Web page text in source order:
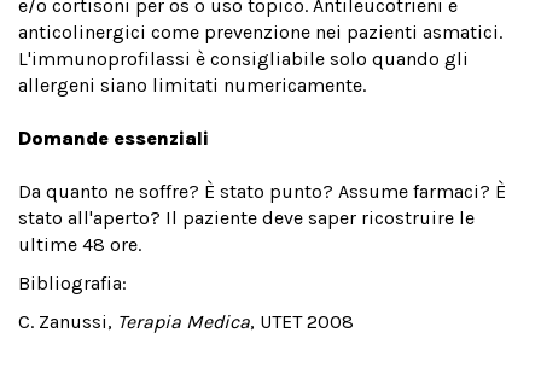
e/o cortisoni per os o uso topico. Antileucotrieni e
anticolinergici come prevenzione nei pazienti asmatici.
L'immunoprofilassi è consigliabile solo quando gli
allergeni siano limitati numericamente.
Domande essenziali
Da quanto ne soffre? È stato punto? Assume farmaci? È
stato all'aperto? Il paziente deve saper ricostruire le
ultime 48 ore.
Bibliografia:
C. Zanussi, Terapia Medica, UTET 2008